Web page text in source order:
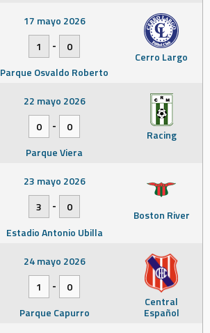
Cerro Largo
17 mayo 2026
1
-
0
Parque Osvaldo Roberto
Racing
22 mayo 2026
0
-
0
Parque Viera
Boston River
23 mayo 2026
3
-
0
Estadio Antonio Ubilla
Central
Español
24 mayo 2026
1
-
0
Parque Capurro